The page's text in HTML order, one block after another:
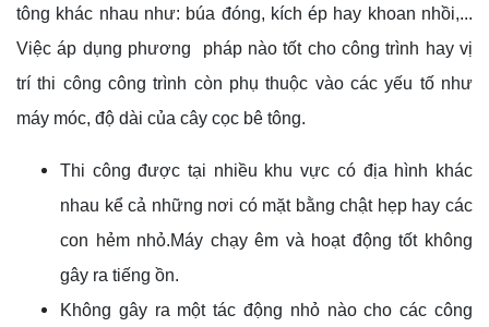
tông khác nhau như: búa đóng, kích ép hay khoan nhồi,...
Việc áp dụng phương pháp nào tốt cho công trình hay vị
trí thi công công trình còn phụ thuộc vào các yếu tố như
máy móc, độ dài của cây cọc bê tông.
Thi công được tại nhiều khu vực có địa hình khác
nhau kể cả những nơi có mặt bằng chật hẹp hay các
con hẻm nhỏ.Máy chạy êm và hoạt động tốt không
gây ra tiếng ồn.
Không gây ra một tác động nhỏ nào cho các công